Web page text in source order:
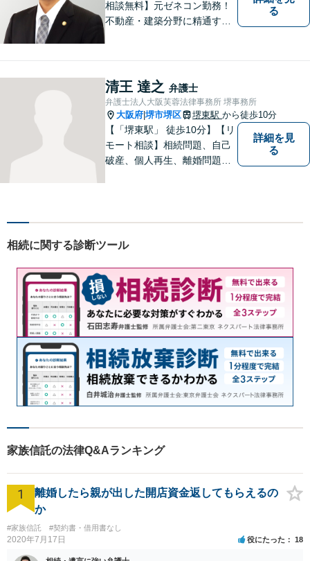
相談無料】元ゼネコン勤務！
不動産・建築分野に精通する
す！全国の支店ネットワーク
を活かし、迅速な解決を目指
します。【夜間土日祝可】
る
清王 達之 弁護士
弁護士法人大阪芙蓉法律事務所 堺事務所
大阪府 堺市堺区 堺東駅 から徒歩10分
【「堺東駅」 徒歩10分】【リ
モート相談】相続問題、自己
破産、個人再生、離婚問題な
イス致しますので、お気軽に
詳細を見
る
相続に関する診断ツール
家族信託の法律Q&Aランキング
1
離婚したら親が出した開店資金返してもらえるの
か
#家族信託 #契約書・借用書なし
2020年7月17日 役にたった 18